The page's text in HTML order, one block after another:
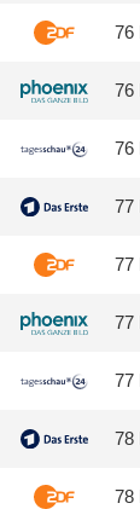
76
76
76
77
77
77
77
78
78